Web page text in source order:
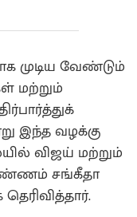
முடிய வேண்டும்
மற்றும்
இந்த வழக்கு
விஜய் மற்றும்
வண்ணம் சங்கீதா